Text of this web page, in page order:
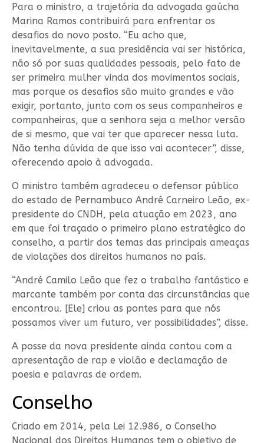
Para o ministro, a trajetória da advogada gaúcha
Marina Ramos contribuirá para enfrentar os
desafios do novo posto. “Eu acho que,
inevitavelmente, a sua presidência vai ser histórica,
não só por suas qualidades pessoais, pelo fato de
ser primeira mulher vinda dos movimentos sociais,
mas porque os desafios são muito grandes e vão
exigir, portanto, junto com os seus companheiros e
companheiras, que a senhora seja a melhor versão
de si mesmo, que vai ter que aparecer nessa luta.
Não tenha dúvida de que isso vai acontecer”, disse,
oferecendo apoio à advogada.
O ministro também agradeceu o defensor público
do estado de Pernambuco André Carneiro Leão, ex-
presidente do CNDH, pela atuação em 2023, ano
em que foi traçado o primeiro plano estratégico do
conselho, a partir dos temas das principais ameaças
de violações dos direitos humanos no país.
“André Camilo Leão que fez o trabalho fantástico e
marcante também por conta das circunstâncias que
encontrou. [Ele] criou as pontes para que nós
possamos viver um futuro, ver possibilidades”, disse.
A posse da nova presidente ainda contou com a
apresentação de rap e violão e declamação de
poesia e palavras de ordem.
Conselho
Criado em 2014, pela Lei 12.986, o Conselho
Nacional dos Direitos Humanos tem o objetivo de